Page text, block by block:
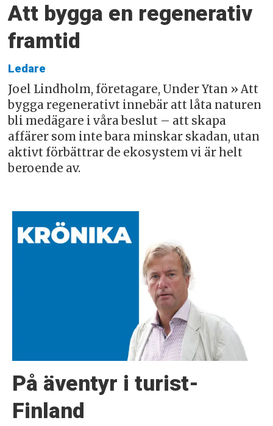
Att bygga en regenerativ
framtid
Ledare
Joel Lindholm, företagare, Under Ytan » Att
bygga regenerativt innebär att låta naturen
bli medägare i våra beslut – att skapa
affärer som inte bara minskar skadan, utan
aktivt förbättrar de ekosystem vi är helt
beroende av.
På äventyr i turist-
Finland